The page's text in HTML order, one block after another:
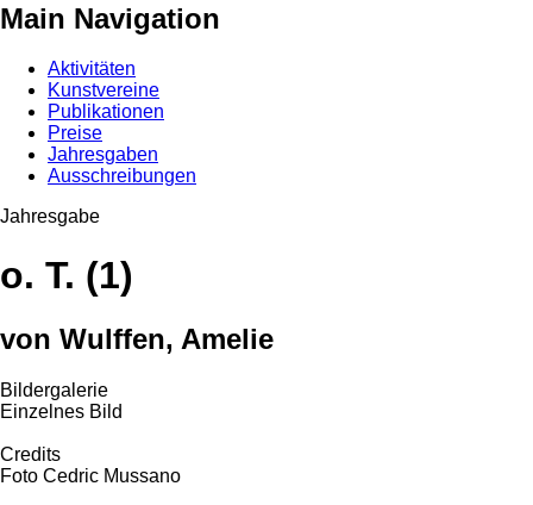
Main Navigation
Aktivitäten
Kunstvereine
Publikationen
Preise
Jahresgaben
Ausschreibungen
Jahresgabe
o. T. (1)
von Wulffen, Amelie
Bildergalerie
Einzelnes Bild
Credits
Foto Cedric Mussano